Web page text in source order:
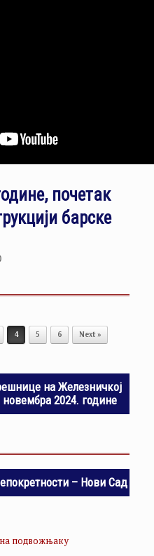
почетак
барске
4 5 6 Next »
на Железничкој
2024. године
– Нови Сад
подвожњаку